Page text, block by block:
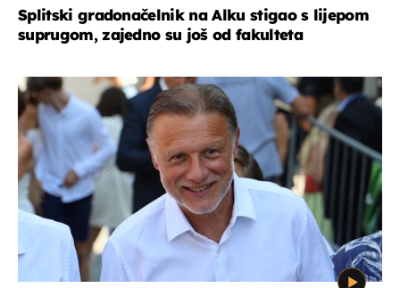
Splitski gradonačelnik na Alku stigao s lijepom
suprugom, zajedno su još od fakulteta